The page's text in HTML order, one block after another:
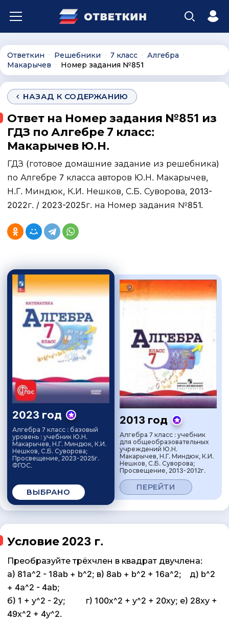
Ответкин ∙ Решебники ∙ 7 класс ∙ Алгебра ∙
Макарычев ∙ Номер задания №851
НАЗАД К СОДЕРЖАНИЮ
Ответ на Номер задания №851 из
ГДЗ по Алгебре 7 класс:
Макарычев Ю.Н.
ГДЗ (готовое домашние задание из решебника)
по Алгебре 7 класса авторов Ю.Н. Макарычев,
Н.Г. Миндюк, К.И. Нешков, С.Б. Суворова, 2013-
2022г. / 2023-2025г. на Номер задания №851.
2023 год
Алгебра 7 класс : базовый
уровень : учебник Ю.Н.
Макарычев, Н.Г. Миндюк, К.И.
Нешков, С.Б. Суворова;
Просвещение, 2023-2025г.
ФГОС.
ВЫБРАНО
2013 год
Алгебра 7 класс : учебник
для общеобразовательных
учреждений Ю.Н.
Макарычев, Н.Г. Миндюк, К.И.
Нешков, С.Б. Суворова;
Просвещение, 2013-2012г.
ПЕРЕЙТИ
Условие 2023 г.
Преобразуйте трёхчлен в квадрат двучлена:
а) 81а^2 - 18аb + b^2; в) 8аb + b^2 + 16а^2; д) b^2
+ 4а^2 - 4аb;
б) 1 + у^2 - 2у; г) 100х^2 + у^2 + 20ху; е) 28ху +
49х^2 + 4у^2.